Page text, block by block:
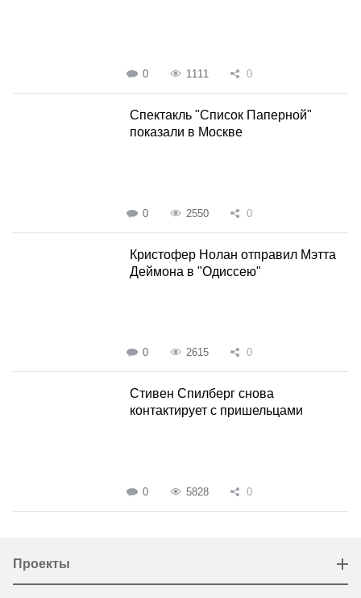
0 1111 0
Спектакль "Список Паперной"
показали в Москве
0 2550 0
Кристофер Нолан отправил Мэтта
Деймона в "Одиссею"
0 2615 0
Стивен Спилберг снова
контактирует с пришельцами
0 5828 0
Проекты